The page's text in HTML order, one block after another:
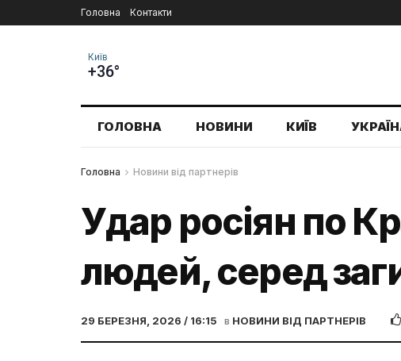
Головна Контакти
Київ
+36°
ГОЛОВНА НОВИНИ КИЇВ
Головна Новини від партнерів
Удар росіян по
людей, серед
29 БЕРЕЗНЯ, 2026 / 16:15 в НОВИНИ ВІД ПАРТНЕРІВ